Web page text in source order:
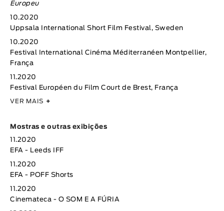
Europeu
10.2020
Uppsala International Short Film Festival, Sweden
10.2020
Festival International Cinéma Méditerranéen Montpellier,
França
11.2020
Festival Européen du Film Court de Brest, França
VER MAIS +
Mostras e outras exibições
11.2020
EFA - Leeds IFF
11.2020
EFA - POFF Shorts
11.2020
Cinemateca - O SOM E A FÚRIA